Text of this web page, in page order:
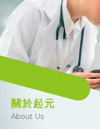
關於起元
About Us